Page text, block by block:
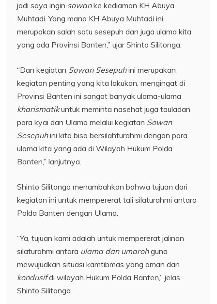
jadi saya ingin sowanke kediaman KH Abuya
Muhtadi. Yang mana KH Abuya Muhtadi ini
merupakan salah satu sesepuh dan juga ulama kita
yang ada Provinsi Banten,” ujar Shinto Silitonga.
“Dan kegiatan Sowan Sesepuhini merupakan
kegiatan penting yang kita lakukan, mengingat di
Provinsi Banten ini sangat banyak ulama-ulama
kharismatikuntuk meminta nasehat juga tauladan
para kyai dan Ulama melalui kegiatan Sowan
Sesepuhini kita bisa bersilahturahmi dengan para
ulama kita yang ada di Wilayah Hukum Polda
Banten,” lanjutnya.
Shinto Silitonga menambahkan bahwa tujuan dari
kegiatan ini untuk mempererat tali silaturahmi antara
Polda Banten dengan Ulama.
“Ya, tujuan kami adalah untuk mempererat jalinan
silaturahmi antara ulama dan umarohguna
mewujudkan situasi kamtibmas yang aman dan
kondusifdi wilayah Hukum Polda Banten,” jelas
Shinto Silitonga.